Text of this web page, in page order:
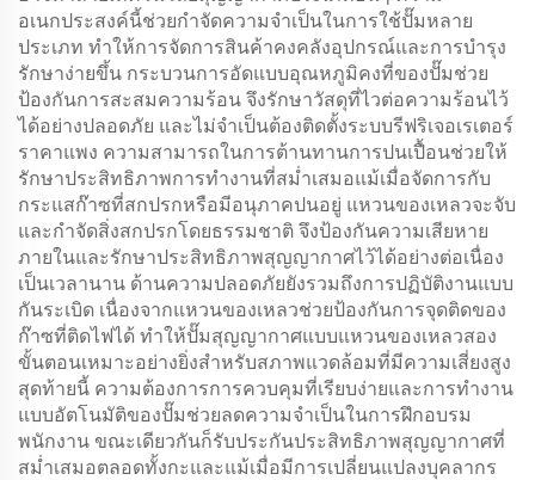
อเนกประสงค์นี้ช่วยกำจัดความจำเป็นในการใช้ปั๊มหลาย
ประเภท ทำให้การจัดการสินค้าคงคลังอุปกรณ์และการบำรุง
รักษาง่ายขึ้น กระบวนการอัดแบบอุณหภูมิคงที่ของปั๊มช่วย
ป้องกันการสะสมความร้อน จึงรักษาวัสดุที่ไวต่อความร้อนไว้
ได้อย่างปลอดภัย และไม่จำเป็นต้องติดตั้งระบบรีฟริเจอเรเตอร์
ราคาแพง ความสามารถในการต้านทานการปนเปื้อนช่วยให้
รักษาประสิทธิภาพการทำงานที่สม่ำเสมอแม้เมื่อจัดการกับ
กระแสก๊าซที่สกปรกหรือมีอนุภาคปนอยู่ แหวนของเหลวจะจับ
และกำจัดสิ่งสกปรกโดยธรรมชาติ จึงป้องกันความเสียหาย
ภายในและรักษาประสิทธิภาพสุญญากาศไว้ได้อย่างต่อเนื่อง
เป็นเวลานาน ด้านความปลอดภัยยังรวมถึงการปฏิบัติงานแบบ
กันระเบิด เนื่องจากแหวนของเหลวช่วยป้องกันการจุดติดของ
ก๊าซที่ติดไฟได้ ทำให้ปั๊มสุญญากาศแบบแหวนของเหลวสอง
ขั้นตอนเหมาะอย่างยิ่งสำหรับสภาพแวดล้อมที่มีความเสี่ยงสูง
สุดท้ายนี้ ความต้องการการควบคุมที่เรียบง่ายและการทำงาน
แบบอัตโนมัติของปั๊มช่วยลดความจำเป็นในการฝึกอบรม
พนักงาน ขณะเดียวกันก็รับประกันประสิทธิภาพสุญญากาศที่
สม่ำเสมอตลอดทั้งกะและแม้เมื่อมีการเปลี่ยนแปลงบุคลากร